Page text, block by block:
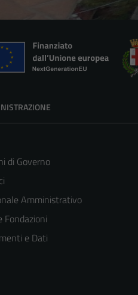
di Governo
Amministrativo
Fondazioni
e Dati